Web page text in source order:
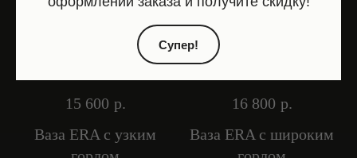
15 600 р.
Ваза ERA с узким
16 800 р.
Ваза ERA с широким
Супер!